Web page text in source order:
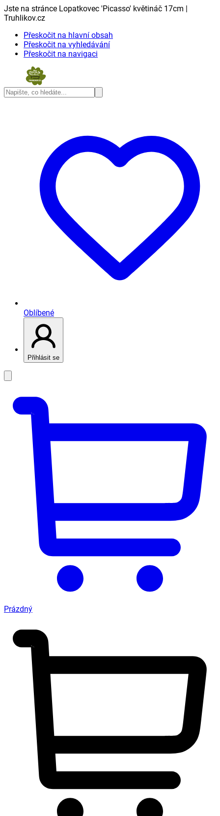
Jste na stránce Lopatkovec 'Picasso' květináč 17cm |
Truhlikov.cz
Přeskočit na hlavní obsah
Přeskočit na vyhledávání
Přeskočit na navigaci
Oblíbené
Přihlásit se
Prázdný